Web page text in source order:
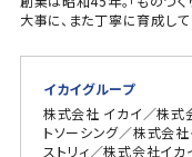
大事に、また丁寧に育成して
イカイグループ
株式会社 イカイ／株式
トソーシング／株式会
ストリィ／株式会社イ